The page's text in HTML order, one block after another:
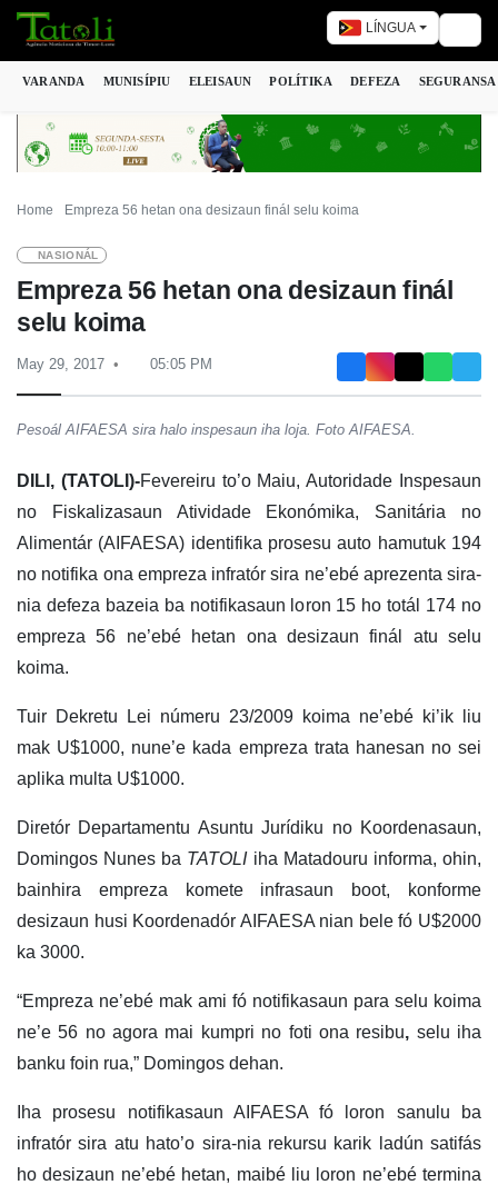
LÍNGUA
VARANDA MUNISÍPIU ELEISAUN POLÍTIKA DEFEZA SEGURANSA
Home Empreza 56 hetan ona desizaun finál selu koima
NASIONÁL
Empreza 56 hetan ona desizaun finál
selu koima
May 29, 2017 05:05 PM
Pesoál AIFAESA sira halo inspesaun iha loja. Foto AIFAESA.
DILI, (TATOLI)-Fevereiru to’o Maiu, Autoridade Inspesaun
no Fiskalizasaun Atividade Ekonómika, Sanitária no
Alimentár (AIFAESA) identifika prosesu auto hamutuk 194
no notifika ona empreza infratór sira ne’ebé aprezenta sira-
nia defeza bazeia ba notifikasaun loron 15 ho totál 174 no
empreza 56 ne’ebé hetan ona desizaun finál atu selu
koima.
Tuir Dekretu Lei númeru 23/2009 koima ne’ebé ki’ik liu
mak U$1000, nune’e kada empreza trata hanesan no sei
aplika multa U$1000.
Diretór Departamentu Asuntu Jurídiku no Koordenasaun,
Domingos Nunes ba TATOLIiha Matadouru informa, ohin,
bainhira empreza komete infrasaun boot, konforme
desizaun husi Koordenadór AIFAESA nian bele fó U$2000
ka 3000.
“Empreza ne’ebé mak ami fó notifikasaun para selu koima
ne’e 56 no agora mai kumpri no foti ona resibu, selu iha
banku foin rua,” Domingos dehan.
Iha prosesu notifikasaun AIFAESA fó loron sanulu ba
infratór sira atu hato’o sira-nia rekursu karik ladún satifás
ho desizaun ne’ebé hetan, maibé liu loron ne’ebé termina